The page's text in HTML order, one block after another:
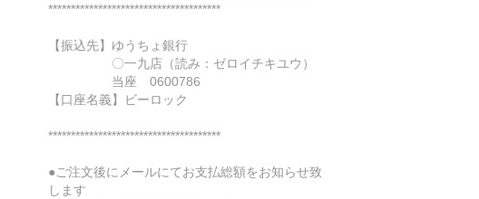
**************************************
【振込先】ゆうちょ銀行
〇一九店（読み：ゼロイチキユウ）
当座 0600786
【口座名義】ビーロック
**************************************
●ご注文後にメールにてお支払総額をお知らせ致
します